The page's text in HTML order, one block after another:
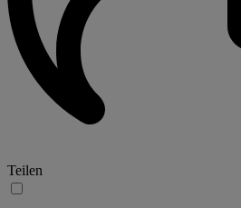
Teilen